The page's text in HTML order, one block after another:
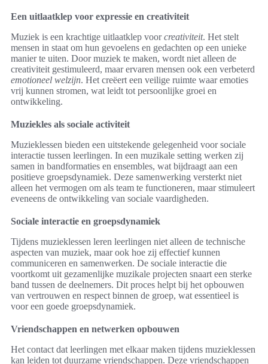
Een uitlaatklep voor expressie en creativiteit
Muziek is een krachtige uitlaatklep voorcreativiteit. Het stelt
mensen in staat om hun gevoelens en gedachten op een unieke
manier te uiten. Door muziek te maken, wordt niet alleen de
creativiteit gestimuleerd, maar ervaren mensen ook een verbeterd
emotioneel welzijn. Het creëert een veilige ruimte waar emoties
vrij kunnen stromen, wat leidt tot persoonlijke groei en
ontwikkeling.
Muziekles als sociale activiteit
Muzieklessen bieden een uitstekende gelegenheid voor sociale
interactie tussen leerlingen. In een muzikale setting werken zij
samen in bandformaties en ensembles, wat bijdraagt aan een
positieve groepsdynamiek. Deze samenwerking versterkt niet
alleen het vermogen om als team te functioneren, maar stimuleert
eveneens de ontwikkeling van sociale vaardigheden.
Sociale interactie en groepsdynamiek
Tijdens muzieklessen leren leerlingen niet alleen de technische
aspecten van muziek, maar ook hoe zij effectief kunnen
communiceren en samenwerken. De sociale interactie die
voortkomt uit gezamenlijke muzikale projecten snaart een sterke
band tussen de deelnemers. Dit proces helpt bij het opbouwen
van vertrouwen en respect binnen de groep, wat essentieel is
voor een goede groepsdynamiek.
Vriendschappen en netwerken opbouwen
Het contact dat leerlingen met elkaar maken tijdens muzieklessen
kan leiden tot duurzame vriendschappen. Deze vriendschappen